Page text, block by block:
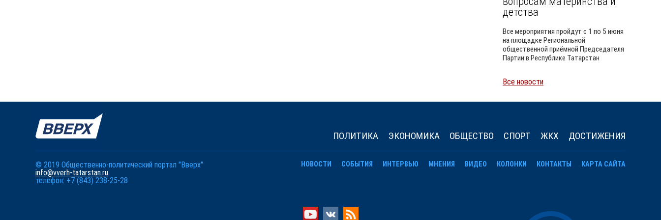
детства
Все мероприятия пройдут с 1 по 5 июня
на площадке Региональной
общественной приёмной Председателя
Партии в Республике Татарстан
Все новости
ДОСТИЖЕНИЯ
ЖКХ
СПОРТ
ОБЩЕСТВО
ЭКОНОМИКА
ПОЛИТИКА
© 2019 Общественно-политический портал "Вверх"
info@vverh-tatarstan.ru
телефон: +7 (843) 238-25-28
НОВОСТИ СОБЫТИЯ ИНТЕРВЬЮ МНЕНИЯ ВИДЕО КОЛОНКИ КОНТАКТЫ КАРТА САЙТА